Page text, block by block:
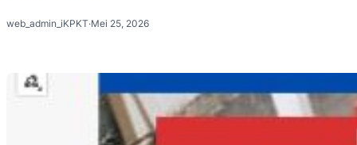
web_admin_iKPKT·Mei 25, 2026